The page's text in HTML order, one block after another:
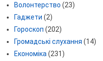
Волонтерство (23)
Гаджети (2)
Гороскоп (202)
Громадські слухання (14)
Економіка (231)